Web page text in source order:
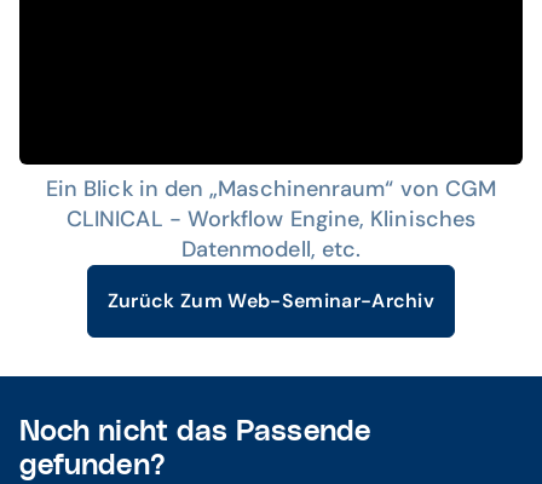
Ein Blick in den „Maschinenraum“ von CGM
CLINICAL - Workflow Engine, Klinisches
Datenmodell, etc.
Zurück Zum Web-Seminar-Archiv
Noch nicht das Passende
gefunden?